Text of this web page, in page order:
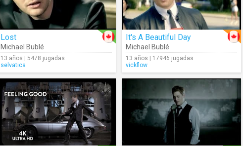
Lost
Michael Bublé
13 años | 5478 jugadas
selvatica
It's A Beautiful Day
Michael Bublé
13 años | 17946 jugadas
vickflow